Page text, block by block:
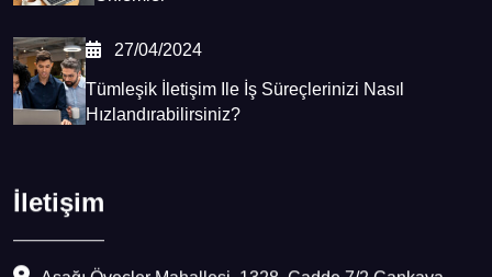
27/04/2024
Tümleşik İletişim Ile İş Süreçlerinizi Nasıl
Hızlandırabilirsiniz?
İletişim